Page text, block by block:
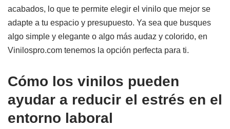
acabados, lo que te permite elegir el vinilo que mejor se
adapte a tu espacio y presupuesto. Ya sea que busques
algo simple y elegante o algo más audaz y colorido, en
Vinilospro.com tenemos la opción perfecta para ti.
Cómo los vinilos pueden
ayudar a reducir el estrés en el
entorno laboral